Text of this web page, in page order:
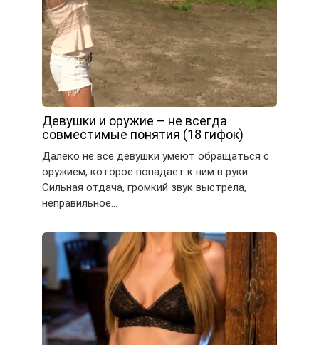
Девушки и оружие – не всегда
совместимые понятия (18 гифок)
Далеко не все девушки умеют обращаться с
оружием, которое попадает к ним в руки.
Сильная отдача, громкий звук выстрела,
неправильное…